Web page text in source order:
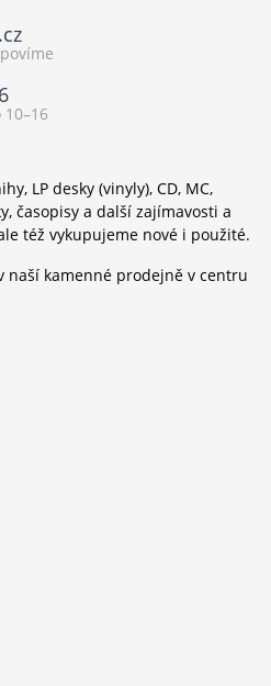
10–16
LP desky (vinyly), CD, MC,
časopisy a další zajímavosti a
též vykupujeme nové i použité.
naší kamenné prodejně v centru